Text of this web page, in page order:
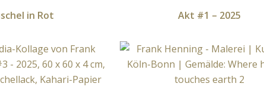
in Rot Akt #1 – 2025